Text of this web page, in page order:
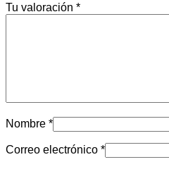
Tu valoración *
Nombre *
Correo electrónico *